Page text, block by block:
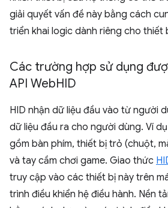
giải quyết vấn đề này bằng cách
triển khai logic dành riêng cho thiết
Các trường hợp sử dụng
API WebHID
HID nhận dữ liệu đầu vào từ người
dữ liệu đầu ra cho người dùng. Ví
gồm bàn phím, thiết bị trỏ (chuột,
và tay cầm chơi game. Giao thức
truy cập vào các thiết bị này trên
trình điều khiển hệ điều hành. Nền